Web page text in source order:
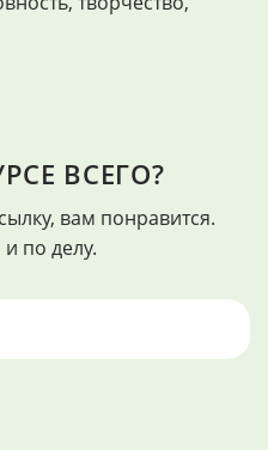
ВСЕГО?
вам понравится.
по делу.